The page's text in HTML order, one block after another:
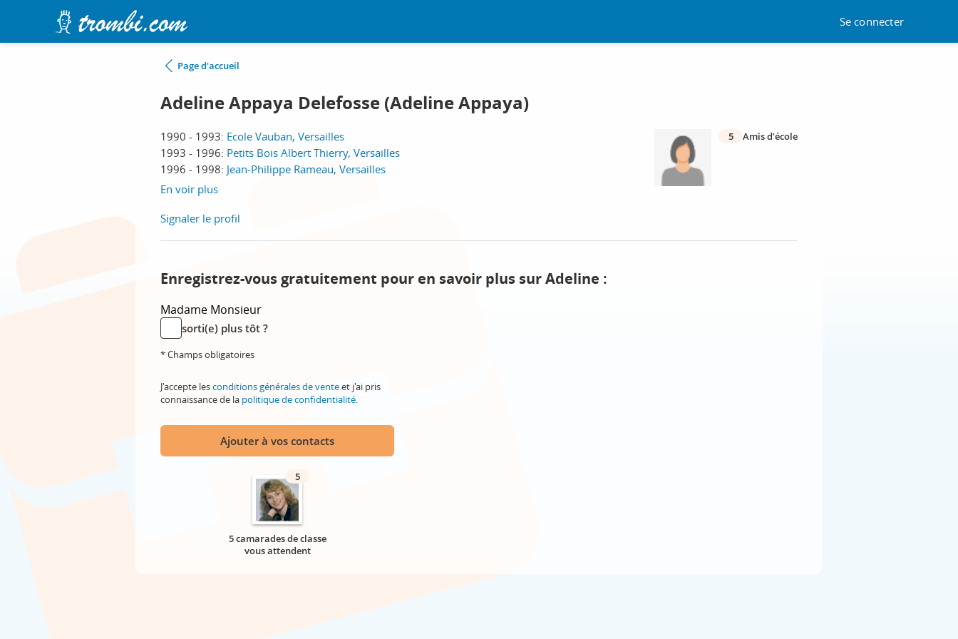
Se connecter
Page d'accueil
Adeline Appaya Delefosse (Adeline Appaya)
1990 - 1993: Ecole Vauban, Versailles
1993 - 1996: Petits Bois Albert Thierry, Versailles
1996 - 1998: Jean-Philippe Rameau, Versailles
En voir plus
5 Amis d'école
Signaler le profil
Enregistrez-vous gratuitement pour en savoir plus sur Adeline :
Madame Monsieur
sorti(e) plus tôt ?
* Champs obligatoires
J'accepte lesconditions générales de venteet j'ai pris
connaissance de la politique de confidentialité.
Ajouter à vos contacts
5
5 camarades de classe
vous attendent